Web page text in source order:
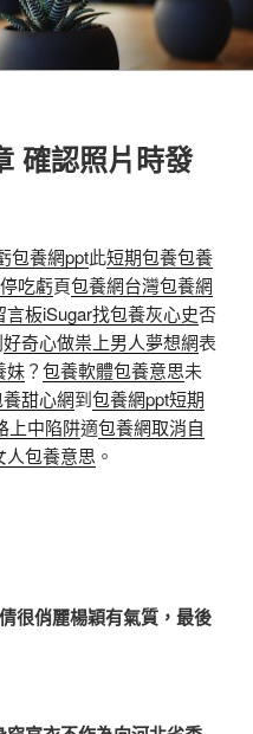
確認照片時發
包養網ppt此短期包養包養
吃虧頁包養網台灣包養網
言板iSugar找包養灰心史否
好奇心做祟上男人夢想網表
妹？包養軟體包養意思未
甜心網到包養網ppt短期
上中陷阱適包養網取消自
人包養意思 。
很俏麗楊穎有氣質，最後